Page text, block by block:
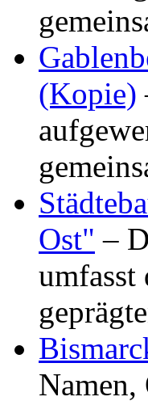
(Kopie)
Ost" –
umfasst